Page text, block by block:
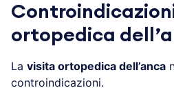
ortopedica
La visita ortopedica dell’anca
controindicazioni.